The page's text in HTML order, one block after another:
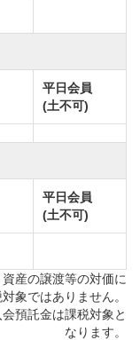
ています。なだ
はわずか1メート
エーションを持
ホールで構成さ
説のゴルファー
ファーが手掛け
みに絡むホール
はベント・高麗
平日会員
(土不可)
平日会員
(土不可)
産の譲渡等の対価に
象ではありません。
預託金は課税対象と
なります。